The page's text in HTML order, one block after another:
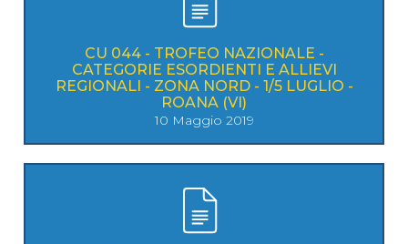
CU 044 - TROFEO NAZIONALE -
CATEGORIE ESORDIENTI E ALLIEVI
REGIONALI - ZONA NORD - 1/5 LUGLIO -
ROANA (VI)
10 Maggio 2019